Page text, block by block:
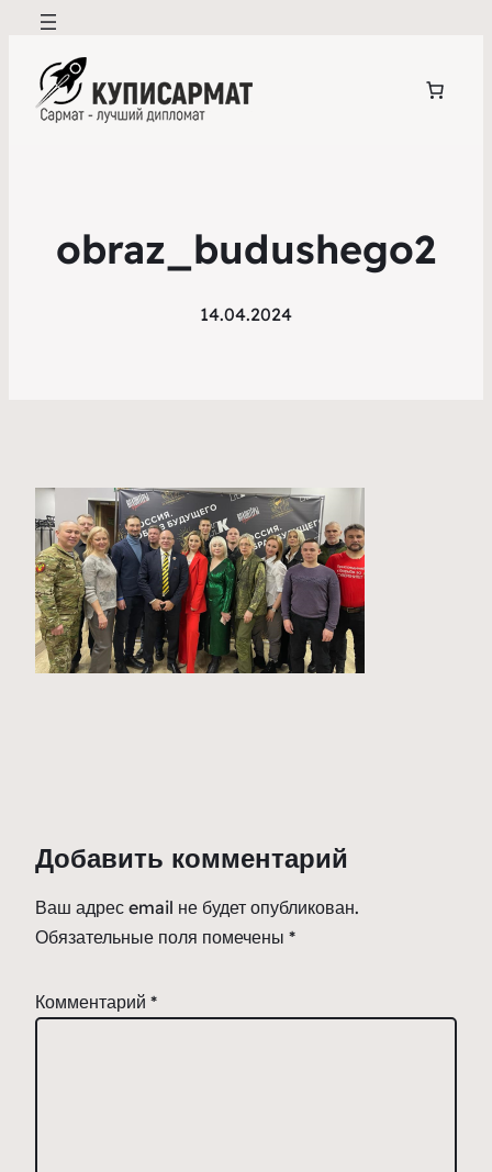
obraz_budushego2
14.04.2024
Добавить комментарий
Ваш адрес email не будет опубликован.
Обязательные поля помечены *
Комментарий *